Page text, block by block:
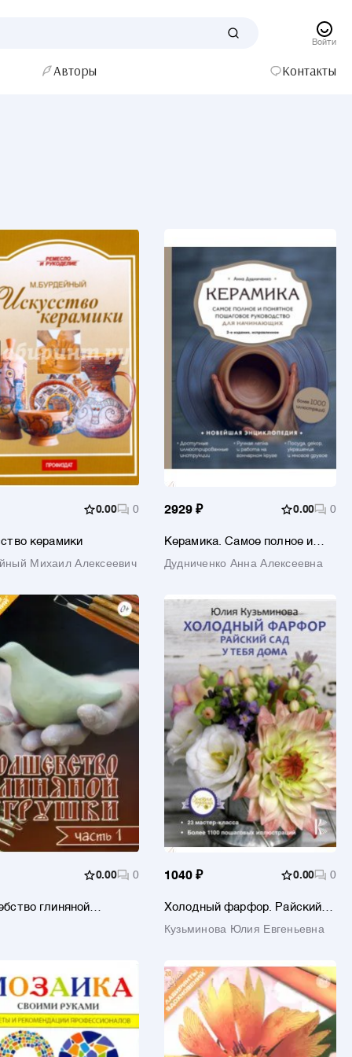
Войти
Авторы Контакты
0.00 0
керамики
Михаил Алексеевич
2929 ₽ 0.00 0
Керамика. Самое полное и
руководство для начинающих
Дудниченко Анна Алексеевна
0.00 0
глиняной
1040 ₽ 0.00 0
Холодный фарфор. Райский
Кузьминова Юлия Евгеньевна